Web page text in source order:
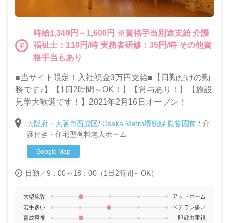
時給1,340円～1,600円 ※資格手当別途支給 介護
福祉士：110円/時 実務者研修：35円/時 その他資
格手当もあり
■当サイト限定！入社祝金3万円支給■【日勤だけの勤
務です♪】【1日2時間～OK！】【賞与あり！】【施設
見学大歓迎です！】2021年2月16日オープン！
大阪府・大阪市西成区/ Osaka Metro堺筋線 動物園前 / 介
護付き・住宅型有料老人ホーム
Google Map
日勤／9：00～18：00（1日2時間～OK）
大型施設
アットホーム
若手多い
ベテラン多い
育成重視
即戦力重視